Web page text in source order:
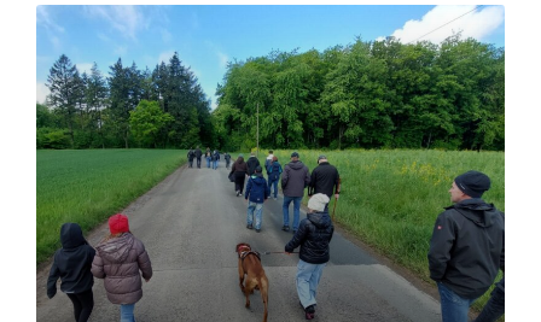
Mehr
erfahren